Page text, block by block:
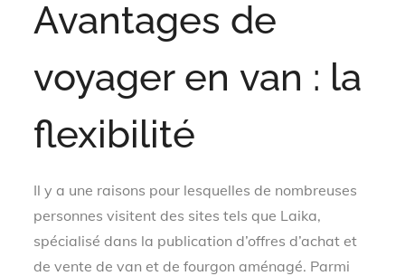
Avantages de
voyager en van : la
flexibilité
Il y a une raisons pour lesquelles de nombreuses
personnes visitent des sites tels que Laika,
spécialisé dans la publication d’offres d’achat et
de vente de van et de fourgon aménagé. Parmi